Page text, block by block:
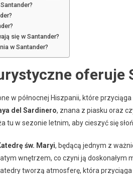
się w Santander?
w Santander?
oferuje
w północnej Hiszpanii, które
del Sardinero, znana z piasku oraz
tu w sezonie letnim, aby cieszyć się
św. Maryi, będącą jednym z
wnętrzem, co czyni ją doskonałym
tworzą atmosferę, która